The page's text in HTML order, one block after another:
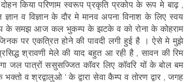
किया परिणाम स्वरूप प्रकृति प्रकोप के रूप मे बाढ़ ,
व विज्ञान के दौर मे मानव अपना विनाश के लिए स्वय
आप के समझ आज कल भुकम्प के झटके व को रोना के कोहराम
पर एकत्रित होने की पावदी लगी हुई है । ऐसे मे मुझे
श्रावणी मेले की याद बहुत आ रही है , सावन की रिम
जल पात्रों ससुसज्जित कॉवर लिए कॉवरि यों के बोल बम
व श्रद्वालुओ ‘ के द्वारा सेवा कैम्प व तोरण द्वार , जगह